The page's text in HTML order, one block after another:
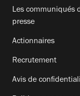
Les communiqués
presse
Actionnaires
Recrutement
Avis de